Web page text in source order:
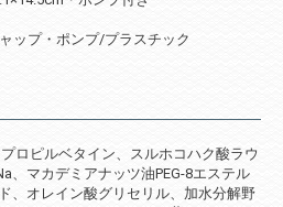
プ・ポンプ/プラスチック
ロピルベタイン、スルホコハク酸ラウ
、マカデミアナッツ油PEG-8エステル
、オレイン酸グリセリル、加水分解野